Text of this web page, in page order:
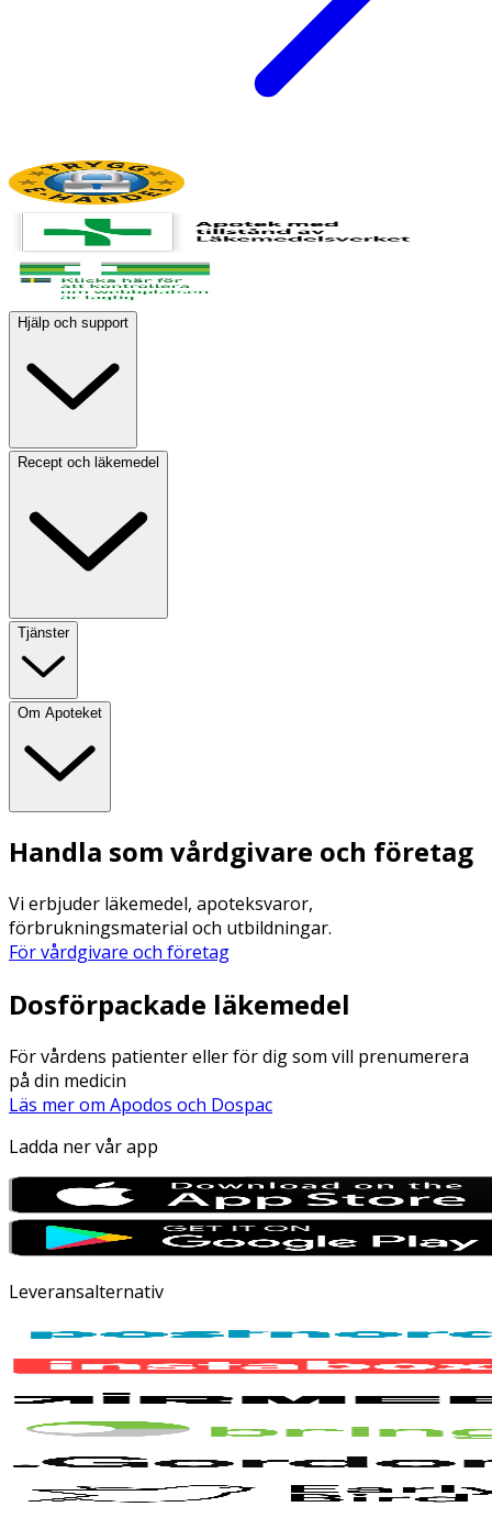
Hjälp och support
Recept och läkemedel
Tjänster
Om Apoteket
Handla som vårdgivare och företag
Vi erbjuder läkemedel, apoteksvaror,
förbrukningsmaterial och utbildningar.
För vårdgivare och företag
Dosförpackade läkemedel
För vårdens patienter eller för dig som vill prenumerera
på din medicin
Läs mer om Apodos och Dospac
Ladda ner vår app
Leveransalternativ